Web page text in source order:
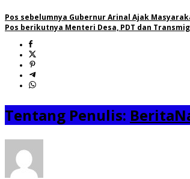
Pos sebelumnya Gubernur Arinal Ajak
Pos berikutnya Menteri Desa, PDT dan
Tentang Penulis: